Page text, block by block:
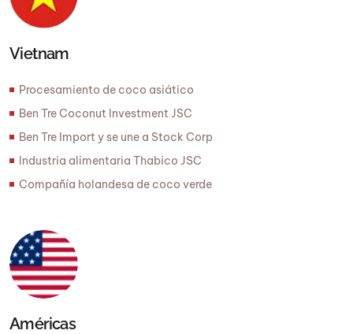
Vietnam
Procesamiento de coco asiático
Ben Tre Coconut Investment JSC
Ben Tre Import y se une a Stock Corp
Industria alimentaria Thabico JSC
Compañía holandesa de coco verde
Américas